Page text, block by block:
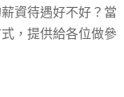
資待遇好不好？當
，提供給各位做參